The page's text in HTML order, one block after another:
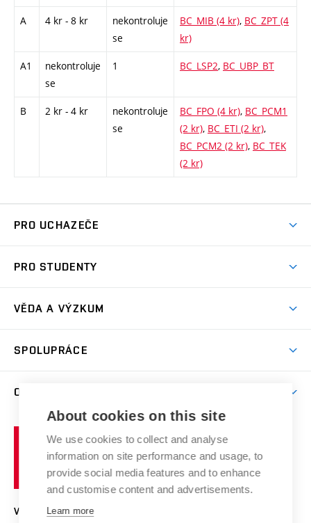
A 4 kr - 8 kr
nekontroluje
se
BC_MIB (4 kr), BC_ZPT (4
kr)
A1
nekontroluje
se
1 BC_LSP2, BC_UBP_BT
B 2 kr - 4 kr
nekontroluje
se
BC_FPO (4 kr), BC_PCM1
(2 kr), BC_ETI (2 kr),
BC_PCM2 (2 kr), BC_TEK
(2 kr)
PRO UCHAZEČE
Jak se dostat na FCH
Den otevřených dveří
PRO STUDENTY
Studijní programy
Pro prváky
Knihovna
Studium a stáže v zahraničí
Pracovní nabídky
Den chemie
Chemici z VUT
Stipendia
VĚDA A VÝZKUM
Výzkumné skupiny
Výsledky VaV
Projekty
Úspěchy a ocenění
Konference a soutěže
Kvalifikační řízení
SPOLUPRÁCE
Fórum Chemistry and Life
Střední školy a FCH
Popularizace vědy
O FAKULTĚ
Organizační struktura
Historie fakulty
Kalendář akcí
Fotogalerie
Absolventi
Vysoké
učení
technické
v
VYSOKÉ UČENÍ TECHNICKÉ V BRNĚ
About cookies on this site
We use cookies to collect and analyse
information on site performance and usage, to
provide social media features and to enhance
and customise content and advertisements.
Learn more